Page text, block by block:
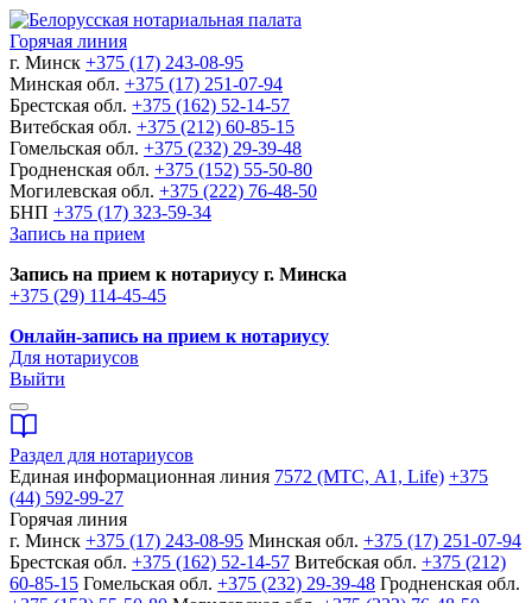
Горячая линия
г. Минск +375 (17) 243-08-95
Минская обл. +375 (17) 251-07-94
Брестская обл. +375 (162) 52-14-57
Витебская обл. +375 (212) 60-85-15
Гомельская обл. +375 (232) 29-39-48
Гродненская обл. +375 (152) 55-50-80
Могилевская обл. +375 (222) 76-48-50
БНП +375 (17) 323-59-34
Запись на прием
Запись на прием к нотариусу г. Минска
+375 (29) 114-45-45
Онлайн-запись на прием к нотариусу
Для нотариусов
Выйти
Раздел для нотариусов
Единая информационная линия 7572 (МТС, A1, Life) +375
(44) 592-99-27
Горячая линия
г. Минск +375 (17) 243-08-95 Минская обл. +375 (17) 251-07-94
Брестская обл. +375 (162) 52-14-57 Витебская обл. +375 (212)
60-85-15 Гомельская обл. +375 (232) 29-39-48 Гродненская обл.